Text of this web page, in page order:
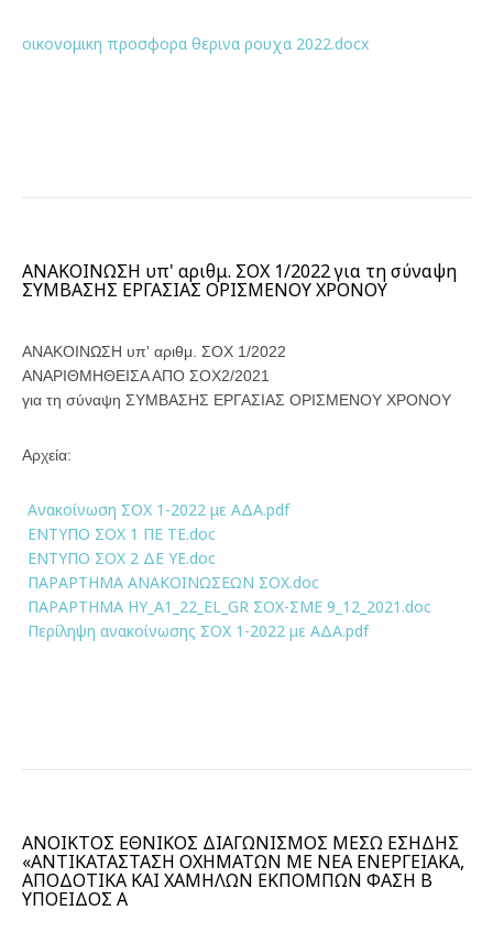
οικονομικη προσφορα θερινα ρουχα 2022.docx
ΑΝΑΚΟΙΝΩΣΗ υπ' αριθμ. ΣΟΧ 1/2022 για τη σύναψη
ΣΥΜΒΑΣΗΣ ΕΡΓΑΣΙΑΣ ΟΡΙΣΜΕΝΟΥ ΧΡΟΝΟΥ
ΑΝΑΚΟΙΝΩΣΗ υπ' αριθμ. ΣΟΧ 1/2022
ΑΝΑΡΙΘΜΗΘΕΙΣΑ ΑΠΟ ΣΟΧ2/2021
για τη σύναψη ΣΥΜΒΑΣΗΣ ΕΡΓΑΣΙΑΣ ΟΡΙΣΜΕΝΟΥ ΧΡΟΝΟΥ
Αρχεία:
Ανακοίνωση ΣΟΧ 1-2022 με ΑΔΑ.pdf
ΕΝΤΥΠΟ ΣΟΧ 1 ΠΕ ΤΕ.doc
ΕΝΤΥΠΟ ΣΟΧ 2 ΔΕ ΥΕ.doc
ΠΑΡΑΡΤΗΜΑ ΑΝΑΚΟΙΝΩΣΕΩΝ ΣΟΧ.doc
ΠΑΡΑΡΤΗΜΑ ΗΥ_A1_22_EL_GR ΣΟΧ-ΣΜΕ 9_12_2021.doc
Περίληψη ανακοίνωσης ΣΟΧ 1-2022 με ΑΔΑ.pdf
ΑΝΟΙΚΤΟΣ ΕΘΝΙΚΟΣ ΔΙΑΓΩΝΙΣΜΟΣ ΜΕΣΩ ΕΣΗΔΗΣ
«ΑΝΤΙΚΑΤΑΣΤΑΣΗ ΟΧΗΜΑΤΩΝ ΜΕ ΝΕΑ ΕΝΕΡΓΕΙΑΚΑ,
ΑΠΟΔΟΤΙΚΑ ΚΑΙ ΧΑΜΗΛΩΝ ΕΚΠΟΜΠΩΝ ΦΑΣΗ Β
ΥΠΟΕΙΔΟΣ Α